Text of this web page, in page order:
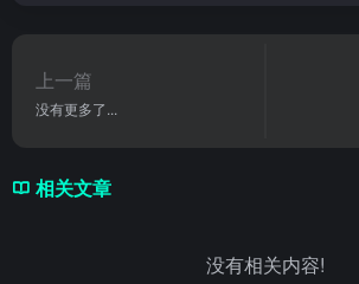
上一篇
没有更多了...
相关文章
没有相关内容!